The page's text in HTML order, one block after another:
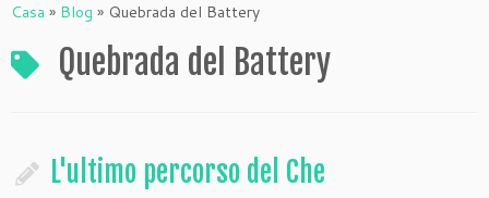
Casa » Blog » Quebrada del Battery
Quebrada del Battery
L'ultimo percorso del Che